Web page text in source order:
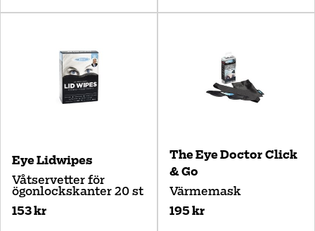
Eye Lidwipes
Våtservetter för
ögonlockskanter 20 st
153 kr
The Eye Doctor Click
& Go
Värmemask
195 kr